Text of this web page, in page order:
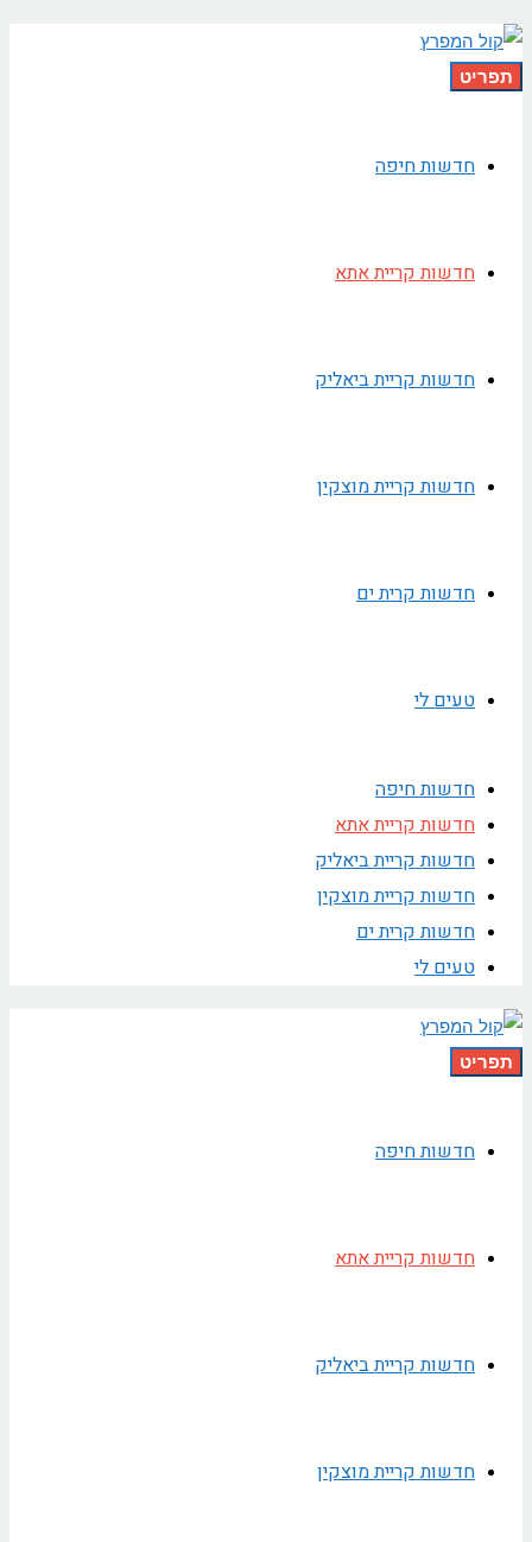
תפריט
חדשות חיפה
חדשות קריית אתא
חדשות קריית ביאליק
חדשות קריית מוצקין
חדשות קרית ים
טעים לי
חדשות חיפה
חדשות קריית אתא
חדשות קריית ביאליק
חדשות קריית מוצקין
חדשות קרית ים
טעים לי
תפריט
חדשות חיפה
חדשות קריית אתא
חדשות קריית ביאליק
חדשות קריית מוצקין